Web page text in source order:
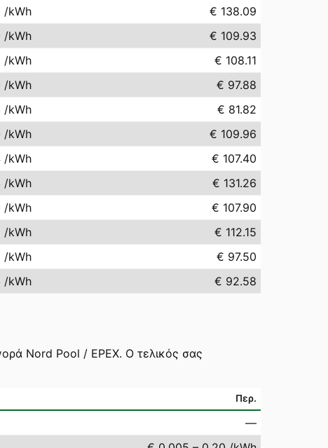
/kWh
€ 138.09
/kWh
€ 109.93
/kWh
€ 108.11
/kWh
€ 97.88
/kWh
€ 81.82
/kWh
€ 109.96
/kWh
€ 107.40
/kWh
€ 131.26
/kWh
€ 107.90
/kWh
€ 112.15
/kWh
€ 97.50
/kWh € 92.58
Nord Pool / EPEX. Ο τελικός σας
Περ.
—